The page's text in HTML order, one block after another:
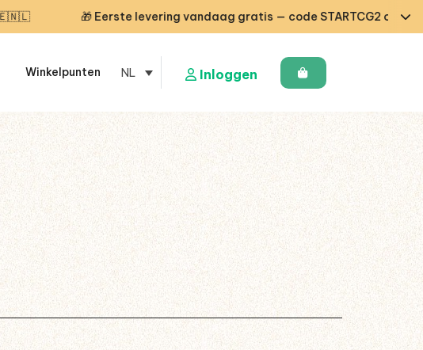
🎁 Eerste levering vandaag gratis — code STARTCG2 of vanaf
Winkelpunten NL Inloggen